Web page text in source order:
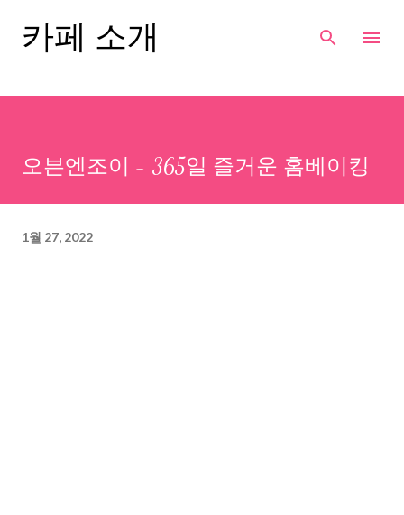
기본 콘텐츠로 건너뛰기
카페 소개
오븐엔조이 - 365일 즐거운 홈베이킹
1월 27, 2022